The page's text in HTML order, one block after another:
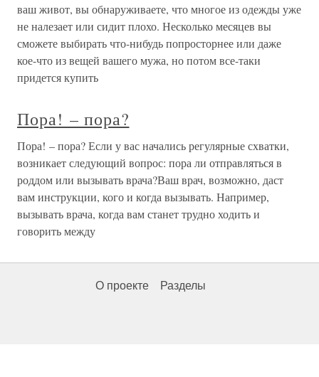
ваш живот, вы обнаруживаете, что многое из одежды уже
не налезает или сидит плохо. Несколько месяцев вы
сможете выбирать что-нибудь попросторнее или даже
кое-что из вещей вашего мужа, но потом все-таки
придется купить
Пора! – пора?
Пора! – пора? Если у вас начались регулярные схватки,
возникает следующий вопрос: пора ли отправляться в
роддом или вызывать врача?Ваш врач, возможно, даст
вам инструкции, кого и когда вызывать. Например,
вызывать врача, когда вам станет трудно ходить и
говорить между
О проекте Разделы